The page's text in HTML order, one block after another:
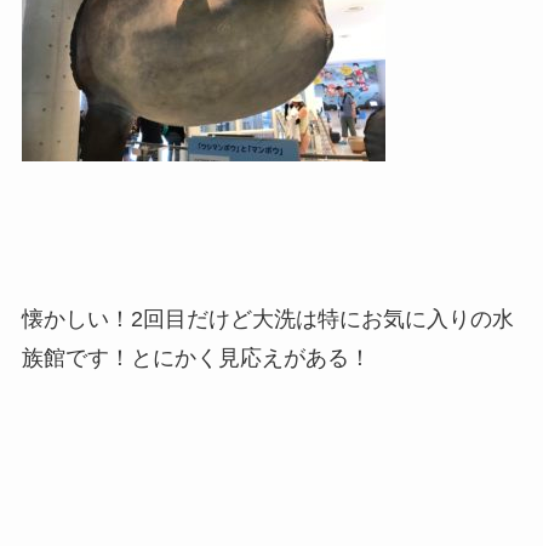
懐かしい！2回目だけど大洗は特にお気に入りの水
族館です！とにかく見応えがある！